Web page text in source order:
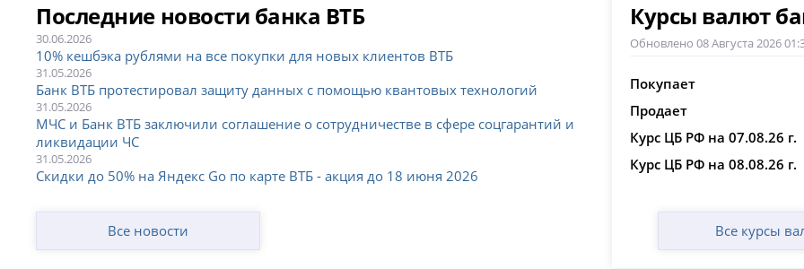
г. Новокузнецк, улица Орджоникидзе, 29; пн - пт с 09:00 до 19:00;
г. Новокузнецк, улица Павловского, 27; пн - пт с 09:00 до 19:00; сб с 10:00 до 15:00;
г. Новокузнецк, улица Тольятти, 42; пн - пт с 09:00 до 18:00;
г. Новокузнецк, улица Тореза, 42; пн - пт с 09:00 до 18:00;
Последние новости банка ВТБ
30.06.2026
10% кешбэка рублями на все покупки для новых клиентов ВТБ
31.05.2026
Банк ВТБ протестировал защиту данных с помощью квантовых технологий
31.05.2026
МЧС и Банк ВТБ заключили соглашение о сотрудничестве в сфере соцгарантий и
ликвидации ЧС
31.05.2026
Скидки до 50% на Яндекс Go по карте ВТБ - акция до 18 июня 2026
Все новости
Курсы валют
Обновлено 08 Августа 2026
Покупает
Продает
Курс ЦБ РФ на 07.08.26 г.
Курс ЦБ РФ на 08.08.26 г.
Все курсы